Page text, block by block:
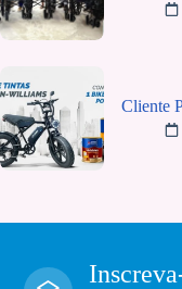
Cliente